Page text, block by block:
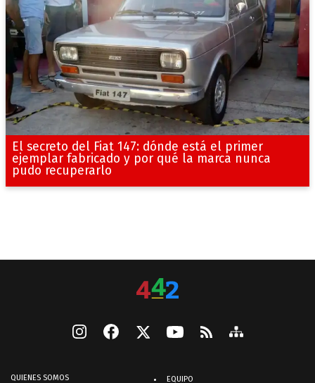
El secreto del Fiat 147: dónde está el primer
ejemplar fabricado y por qué la marca nunca
pudo recuperarlo
QUIENES SOMOS EQUIPO